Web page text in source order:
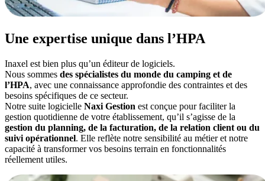
Une expertise unique dans l’HPA
Inaxel est bien plus qu’un éditeur de logiciels.
Nous sommes des spécialistes du monde du camping et de
l’HPA, avec une connaissance approfondie des contraintes et des
besoins spécifiques de ce secteur.
Notre suite logicielle Naxi Gestion est conçue pour faciliter la
gestion quotidienne de votre établissement, qu’il s’agisse de la
gestion du planning, de la facturation, de la relation client ou du
suivi opérationnel. Elle reflète notre sensibilité au métier et notre
capacité à transformer vos besoins terrain en fonctionnalités
réellement utiles.